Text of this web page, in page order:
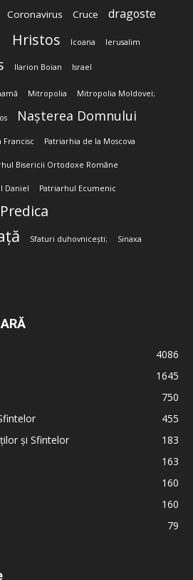
Coronavirus Cruce dragoste
Hristos Icoana Ierusalim
Ilarion Boian Israel
Mitropolia Mitropolia Moldovei;
Nașterea Domnului
Francisc Patriarhia de la Moscova
Bisericii Ortodoxe Române
Daniel Patriarhul Ecumenic
Predica
Sfaturi duhovnicești; Sinaxa
4086
1645
750
455
și Sfintelor
183
163
160
160
79